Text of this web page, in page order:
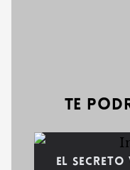
Te
El secreto